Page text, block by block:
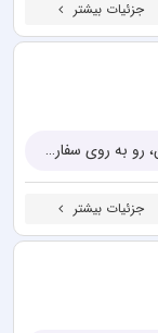
جزئیات بیشتر
تهران، اقدسیه، خیابان موحد دانش، نبش بوستان، رو به روی سفارت چین، پلاک 66، واحد 5
جزئیات بیشتر